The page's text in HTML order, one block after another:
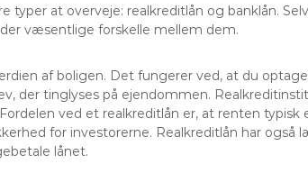
typer at overveje: realkreditlån og banklån.
væsentlige forskelle mellem dem.
af boligen. Det fungerer ved, at du
der tinglyses på ejendommen.
ved et realkreditlån er, at renten typisk
for investorerne. Realkreditlån har også
lånet.